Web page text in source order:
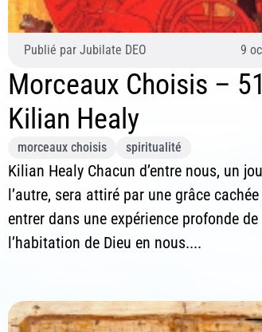
Publié par Jubilate DEO 9
Morceaux Choisis –
Kilian Healy
morceaux choisis spiritualité
Kilian Healy Chacun d’entre nous, un
l’autre, sera attiré par une grâce
entrer dans une expérience profonde de
l’habitation de Dieu en nous....
S'inscrire
Se désinscrire